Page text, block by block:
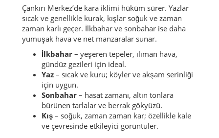
Çankırı Merkez’de kara iklimi hüküm sürer. Yazlar
sıcak ve genellikle kurak, kışlar soğuk ve zaman
zaman karlı geçer. İlkbahar ve sonbahar ise daha
yumuşak hava ve net manzaralar sunar.
İlkbahar – yeşeren tepeler, ılıman hava,
gündüz gezileri için ideal.
Yaz – sıcak ve kuru; köyler ve akşam serinliği
için uygun.
Sonbahar – hasat zamanı, altın tonlara
bürünen tarlalar ve berrak gökyüzü.
Kış – soğuk, zaman zaman kar; özellikle kale
ve çevresinde etkileyici görüntüler.